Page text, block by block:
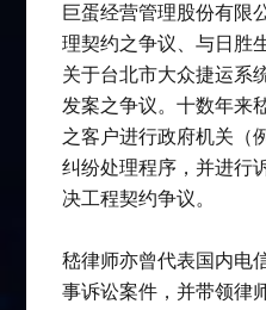
巨蛋经营管理股份有限
理契约之争议、与日胜
关于台北市大众捷运系
发案之争议。十数年来
之客户进行政府机关（
纠纷处理程序，并进行
决工程契约争议。
嵇律师亦曾代表国内电
事诉讼案件，并带领律